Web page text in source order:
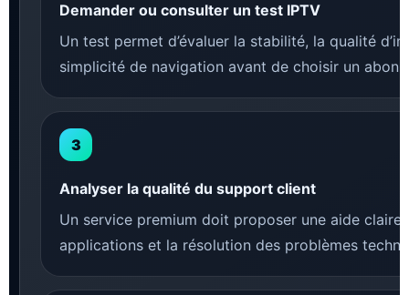
Demander ou consulter un test IPTV
Un test permet d’évaluer la stabilité, la qualité
simplicité de navigation avant de choisir un
Analyser la qualité du support client
Un service premium doit proposer une aide
applications et la résolution des problèmes